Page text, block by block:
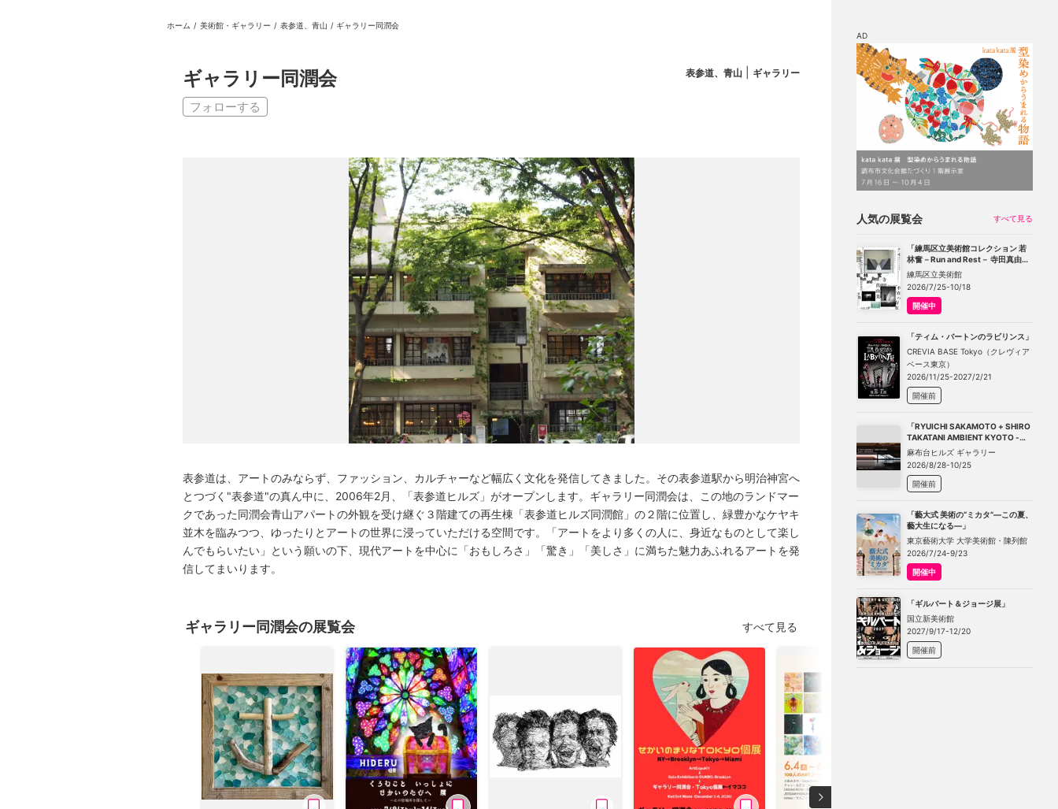
ホーム チケット割引
ホーム / 美術館・ギャラリー / 表参道、青山 / ギャラリー同潤会
ギャラリー同潤会 表参道、青山 ギャラリー
フォローする
表参道は、アートのみならず、ファッション、カルチャーなど幅広く文化を発信してきました。その表参道駅から明治神宮へ
とつづく"表参道"の真ん中に、2006年2月、「表参道ヒルズ」がオープンします。ギャラリー同潤会は、この地のランドマー
クであった同潤会青山アパートの外観を受け継ぐ３階建ての再生棟「表参道ヒルズ同潤館」の２階に位置し、緑豊かなケヤキ
並木を臨みつつ、ゆったりとアートの世界に浸っていただける空間です。「アートをより多くの人に、身近なものとして楽し
んでもらいたい」という願いの下、現代アートを中心に「おもしろさ」「驚き」「美しさ」に満ちた魅力あふれるアートを発
信してまいります。
ギャラリー同潤会の展覧会 すべて見る
AD
人気の展覧会 すべて見る
「練馬区立美術館コレクション 若
林奮－Run and Rest－ 寺田真由美
－不在の存在－」
練馬区立美術館
2026/7/25-10/18
開催中
「ティム・バートンのラビリンス」
CREVIA BASE Tokyo（クレヴィア
ベース東京）
2026/11/25-2027/2/21
開催前
「RYUICHI SAKAMOTO + SHIRO
TAKATANI AMBIENT KYOTO -
TOKYO」
麻布台ヒルズ ギャラリー
2026/8/28-10/25
開催前
「藝大式 美術の“ミカタ”―この夏、
藝大生になる―」
東京藝術大学 大学美術館・陳列館
2026/7/24-9/23
開催中
「ギルバート＆ジョージ展」
国立新美術館
2027/9/17-12/20
開催前